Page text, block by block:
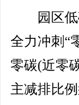
园区低
全力冲刺“
零碳(近零
主减排比